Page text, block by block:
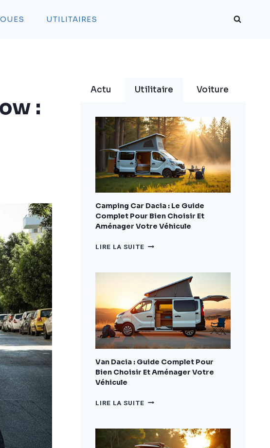
UTILITAIRES
:
Actu Utilitaire Voiture
Camping Car Dacia : Le Guide
Complet Pour Bien Choisir Et
Aménager Votre Véhicule
LIRE LA SUITECAMPING
:
GUIDE
COMPLET
POUR
BIEN
CHOISIR
ET
AMÉNAGER
VOTRE
VÉHICULE
Van Dacia : Guide Complet Pour
Bien Choisir Et Aménager Votre
Véhicule
LIRE LA SUITEVAN
GUIDE
COMPLET